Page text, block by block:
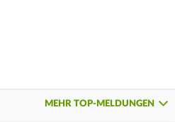
MEHR TOP-MELDUNGEN